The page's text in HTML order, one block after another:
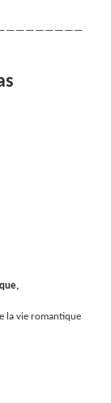
la vie romantique